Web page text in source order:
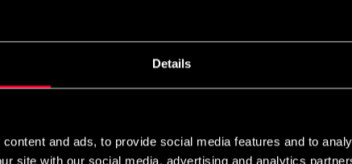
Details
and ads, to provide social media features and to
site with our social media, advertising and analytics
der broderes særligt til dig – bemærk, at
Ordrer modtaget mellem 6. juli og 10.
til broderi hurtigst muligt. Broderiordrer